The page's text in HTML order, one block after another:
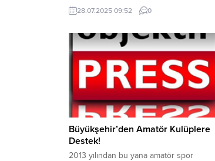
kapsamında yaptığı açıklamada, dünya
genelinde milyonlarca insanı etkileyen
Kaplan, hepatit etkenlerinin karaciğerde
enfeksiyona neden olduğunu belirterek,
en sık görülen türlerin Hepatit A, B ve C
olduğunu ifade etti....
28.07.2025 09:52 0
Büyükşehir’den Amatör Kulüplere
Destek!
2013 yılından bu yana amatör spor